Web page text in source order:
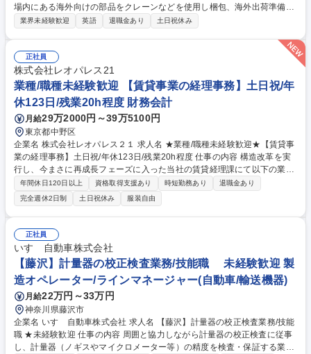
場内にある海外向けの部品をクレーンなどを使用し梱包、海外出荷準備、
手続きを行います。工場内での軽作業と事務作業の割合は5:5程度です。
荷手続き書類では英語を使用しますが、難しい内容ではございませんの
で、ご安心ください。 【具体的には】 ・製品の梱包作業・船便チャータ
ー、空輸手続き・出荷書類の作成など。 ※工場内で重たいもの運ぶシーン
もございます。 募集職種 高梁【海外出荷業務】英語使用あり/原則転勤無/
離職率3%/国内シェア70％超
業界未経験歓迎 英語 退職金あり 土日祝休み
正社員
株式会社レオパレス21
業種/職種未経験歓迎 【賃貸事業の経理事務】土日祝/年
休123日/残業20h程度 財務会計
月給29万2000円～39万5100円
東京都中野区
企業名 株式会社レオパレス２１ 求人名 ★業種/職種未経験歓迎★【賃貸事
業の経理事務】土日祝/年休123日/残業20h程度 仕事の内容 構造改革を実
行し、今まさに再成長フェーズに入った当社の賃貸経理課にて以下の業務
をお任せします。 【具体的には】 ■管理物件の家賃請求及び入金管理業務
全般■賃貸事業部における取引業者の請求および支払業務、データ集計全
般■取引業者の登録、変更など管理全般■賃貸事業部についての支払業務と
経理処理業務 ※変更の範囲：会社の定める業務 募集職種 ★業種/職種未経
験歓迎★【賃貸事業の経理事務】土日祝/年休123日/残業20h程度
年間休日120日以上 資格取得支援あり 時短勤務あり
退職金あり
完全週休2日制
土日祝休み 服装自由
正社員
いすゞ自動車株式会社
【藤沢】計量器の校正検査業務/技能職 未経験歓迎 製
造オペレーター/ラインマネージャー(自動車/輸送機器)
月給22万円～33万円
神奈川県藤沢市
企業名 いすゞ自動車株式会社 求人名 【藤沢】計量器の校正検査業務/技能
職 ★未経験歓迎 仕事の内容 周囲と協力しながら計量器の校正検査に従事
し、計量器（ノギスやマイクロメーター等）の精度を検査・保証する業務